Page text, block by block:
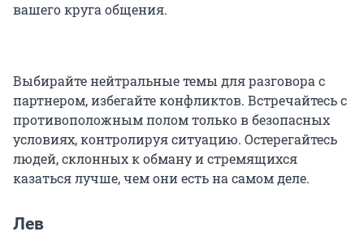
вашего круга общения.
Выбирайте нейтральные темы для разговора с
партнером, избегайте конфликтов. Встречайтесь с
противоположным полом только в безопасных
условиях, контролируя ситуацию. Остерегайтесь
людей, склонных к обману и стремящихся
казаться лучше, чем они есть на самом деле.
Лев